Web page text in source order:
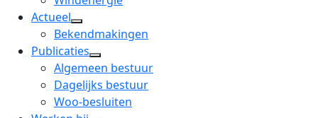
Actueel
open
dropdown
menu
Bekendmakingen
Publicaties
open
dropdown
menu
Algemeen bestuur
Dagelijks bestuur
Woo-besluiten